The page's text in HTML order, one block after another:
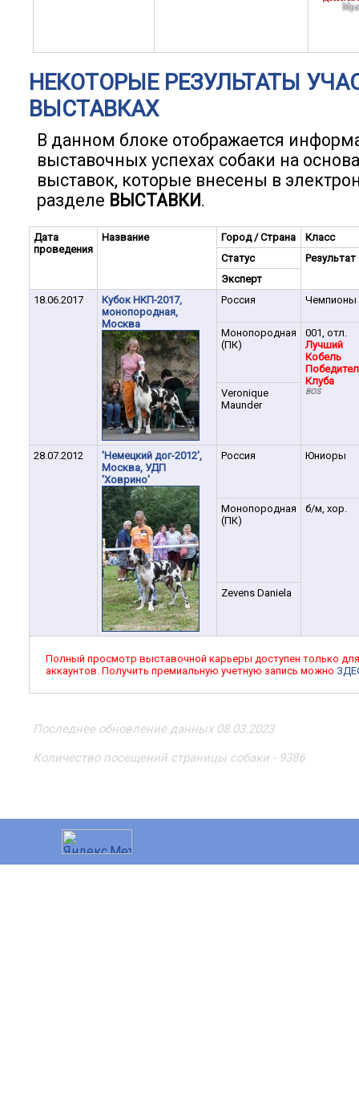
НЕКОТОРЫЕ РЕЗУЛЬТАТЫ
ВЫСТАВКАХ
В данном блоке отображается
выставочных успехах собаки на
выставок, которые внесены в
разделе ВЫСТАВКИ.
Дата
проведения
Название Город / Страна
Класс
Статус
Результат
Эксперт
18.06.2017
Кубок НКП-2017,
монопородная,
Москва
Россия Чемпионы
Монопородная
(ПК)
001, отл.
Лучший
Кобель
Клуба
BOS
Veronique
Maunder
28.07.2012
'Немецкий дог-2012',
Москва, УДП
'Ховрино'
Россия Юниоры
Монопородная
(ПК)
б/м, хор.
Zevens Daniela
Полный просмотр выставочной карьеры доступен только
аккаунтов. Получить премиальную учетную запись можно
Последнее обновление данных 08.03.2023
Количество посещений страницы собаки - 9386